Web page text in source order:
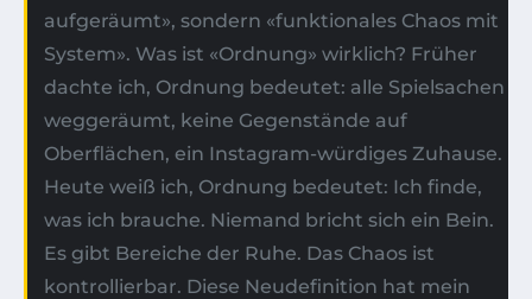
aufgeräumt», sondern «funktionales Chaos mit
System». Was ist «Ordnung» wirklich? Früher
dachte ich, Ordnung bedeutet: alle Spielsachen
weggeräumt, keine Gegenstände auf
Oberflächen, ein Instagram-würdiges Zuhause.
Heute weiß ich, Ordnung bedeutet: Ich finde,
was ich brauche. Niemand bricht sich ein Bein.
Es gibt Bereiche der Ruhe. Das Chaos ist
kontrollierbar. Diese Neudefinition hat mein